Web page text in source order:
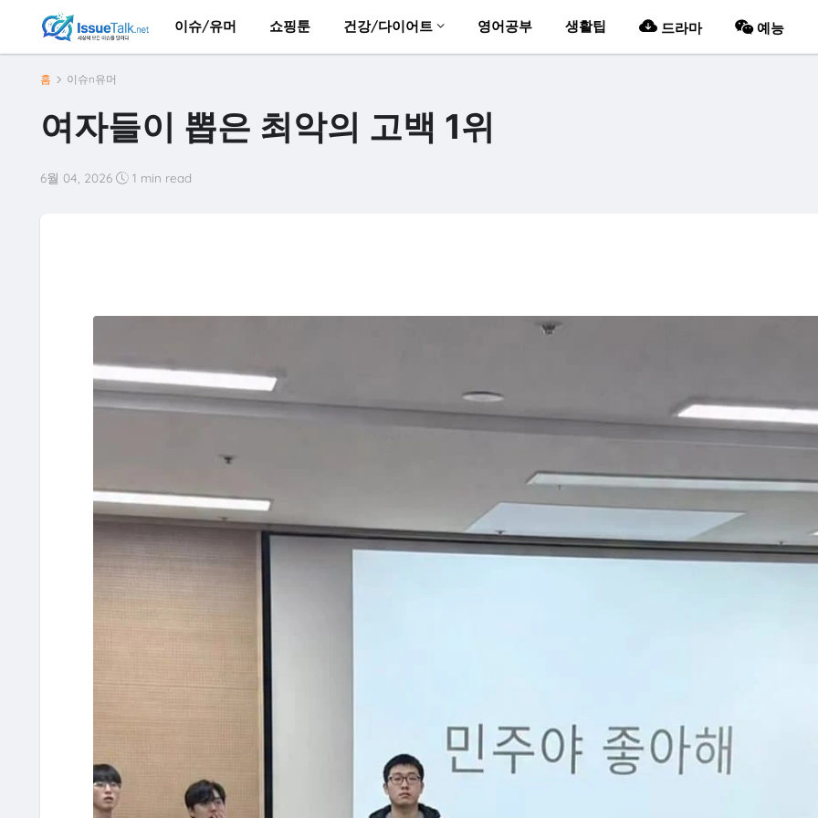
이슈/유머 쇼핑툰 건강/다이어트 영어공부 생활팁 드라마 예능
홈 이슈n유머
여자들이 뽑은 최악의 고백 1위
6월 04, 2026 1 min read